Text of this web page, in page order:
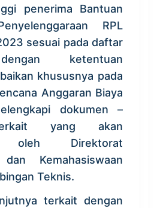
penerima Bantuan
RPL
sesuai pada daftar
ketentuan
khususnya pada
Anggaran Biaya
dokumen –
yang akan
oleh Direktorat
dan Kemahasiswaan
Teknis.
terkait dengan